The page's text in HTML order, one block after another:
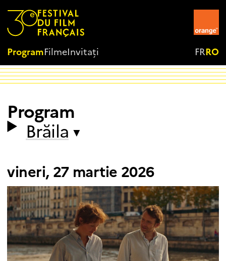
ProgramFilmeInvitați FRRO
Program
Brăila ▼
vineri, 27 martie 2026